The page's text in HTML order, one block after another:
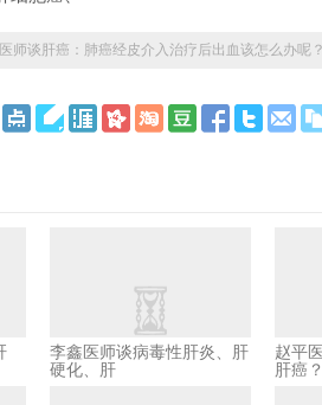
师谈肝癌：肺癌经皮介入治疗后出血该怎么办呢？
李鑫医师谈病毒性肝炎、肝
硬化、肝
赵平
肝癌？